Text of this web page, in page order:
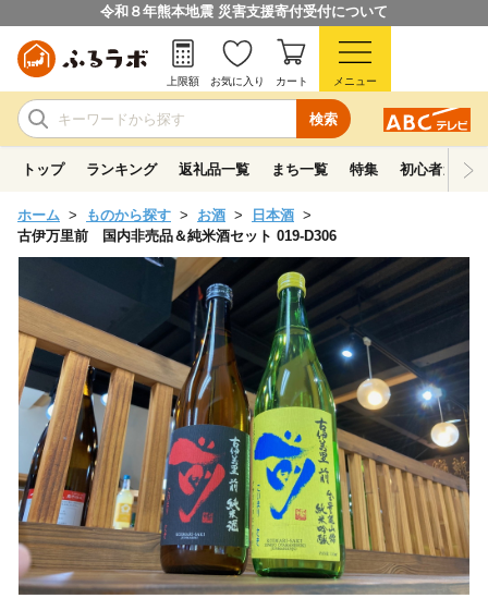
令和８年熊本地震 災害支援寄付受付について
検索
上限額 お気に入り カート メニュー
トップ ランキング 返礼品一覧 まち一覧 特集 初心者ガイド
ホーム ものから探す お酒
日本酒
古伊万里前 国内非売品＆純米酒セット 019-D306